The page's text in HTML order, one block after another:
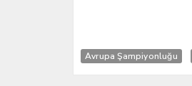
Avrupa Şampiyonluğu